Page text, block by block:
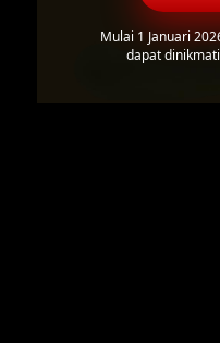
Mulai 1 Januari
dapat